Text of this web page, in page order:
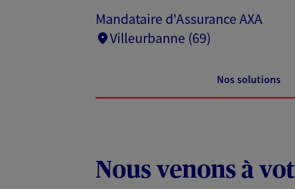
Mandataire d'Assurance AXA
Villeurbanne (69)
Nos solutions
Nous venons à